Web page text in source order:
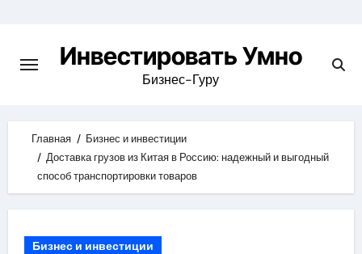
content
Инвестировать Умно
Бизнес-Гуру
Главная
Бизнес и инвестиции
Доставка грузов из Китая в Россию: надежный и выгодный
способ транспортировки товаров
Бизнес и инвестиции